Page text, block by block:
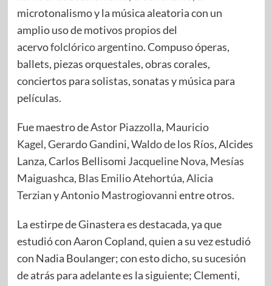
microtonalismo y la música aleatoria con un
amplio uso de motivos propios del
acervofolclórico argentino. Compuso óperas,
ballets, piezas orquestales, obras corales,
conciertos para solistas, sonatas y música para
películas.
Fue maestro deAstor Piazzolla, Mauricio
Kagel,Gerardo Gandini,Waldo de los Ríos, Alcides
Lanza, Carlos Bellisomi Jacqueline Nova, Mesías
Maiguashca, Blas Emilio Atehortúa,Alicia
TerzianyAntonio Mastrogiovannientre otros.
La estirpe de Ginastera es destacada, ya que
estudió con Aaron Copland, quien a su vez estudió
con Nadia Boulanger; con esto dicho, su sucesión
de atrás para adelante es la siguiente; Clementi,